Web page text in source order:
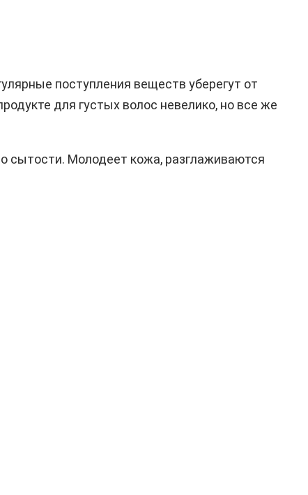
поступления веществ уберегут от
для густых волос невелико, но все же
сытости. Молодеет кожа, разглаживаются